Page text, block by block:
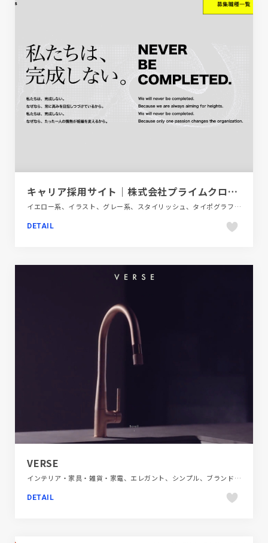
キャリア採用サイト｜株式会社プライムクロス：デジタルマーケティングカンパニー
イエロー系、イラスト、グレー系、スタイリッシュ、タイポグラフィー、モーション多め、建設・住宅・不動産、新卒・中途採用サイト
DETAIL
VERSE
インテリア・家具・雑貨・家電、エレガント、シンプル、ブランド・サービスサイト、ホワイト系、動画が流れる、大きめ写真
DETAIL